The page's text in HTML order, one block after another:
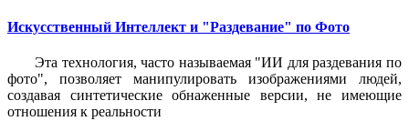
Искусственный Интеллект и "Раздевание" по Фото
Эта технология, часто называемая "ИИ для раздевания по
фото", позволяет манипулировать изображениями людей,
создавая синтетические обнаженные версии, не имеющие
отношения к реальности